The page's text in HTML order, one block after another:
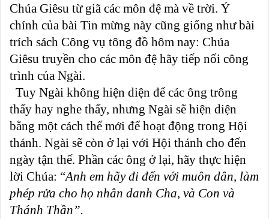
Chúa Giêsu từ giã các môn đệ mà về trời. Ý
chính của bài Tin mừng này cũng giống như bài
trích sách Công vụ tông đồ hôm nay: Chúa
Giêsu truyền cho các môn đệ hãy tiếp nối công
trình của Ngài.
Tuy Ngài không hiện diện để các ông trông
thấy hay nghe thấy, nhưng Ngài sẽ hiện diện
bằng một cách thế mới để hoạt động trong Hội
thánh. Ngài sẽ còn ở lại với Hội thánh cho đến
ngày tận thế. Phần các ông ở lại, hãy thực hiện
lời Chúa: “Anh em hãy đi đến với muôn dân, làm
phép rửa cho họ nhân danh Cha, và Con và
Thánh Thần”.